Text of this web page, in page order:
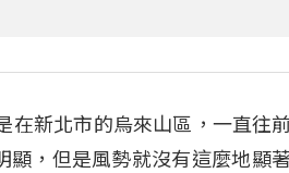
新北市的烏來山區，一直往
，但是風勢就沒有這麼地顯